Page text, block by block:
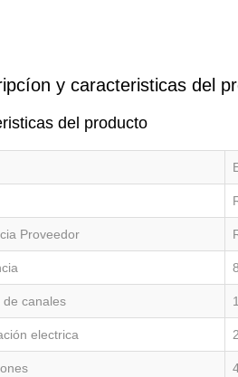
y caracteristicas del
del producto
Proveedor
de canales 1
electrica